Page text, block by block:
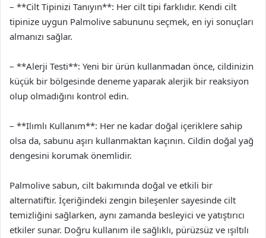
– **Cilt Tipinizi Tanıyın**: Her cilt tipi farklıdır. Kendi cilt
tipinize uygun Palmolive sabununu seçmek, en iyi sonuçları
almanızı sağlar.
– **Alerji Testi**: Yeni bir ürün kullanmadan önce, cildinizin
küçük bir bölgesinde deneme yaparak alerjik bir reaksiyon
olup olmadığını kontrol edin.
– **Ilımlı Kullanım**: Her ne kadar doğal içeriklere sahip
olsa da, sabunu aşırı kullanmaktan kaçının. Cildin doğal yağ
dengesini korumak önemlidir.
Palmolive sabun, cilt bakımında doğal ve etkili bir
alternatiftir. İçeriğindeki zengin bileşenler sayesinde cilt
temizliğini sağlarken, aynı zamanda besleyici ve yatıştırıcı
etkiler sunar. Doğru kullanım ile sağlıklı, pürüzsüz ve ışıltılı